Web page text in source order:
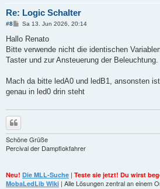
Re: Logic Schalter
#8
B
i
r
a
Sa 13. Jun 2026, 20:14
Hallo Renato
Bitte verwende nicht die identischen
Taster und zur Ansteuerung der Beleuchtung.
Mach da bitte ledA0 und ledB1, ansonsten
genau in led0 drin steht
Schöne Grüße
Percival der Dampflokfahrer
Neu! Die MLL-Suche | Teste sie jetzt! Du wirst
MobaLedLib Wiki | Alle Lösungen zentral an einem